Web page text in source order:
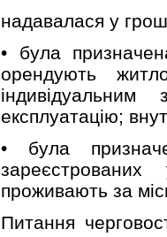
надавалася у
• була
орендують
експлуатацію;
• була
проживають за
Питання